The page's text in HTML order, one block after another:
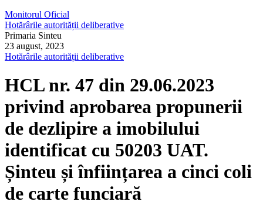
Monitorul Oficial
Hotărârile autorității deliberative
Primaria Sinteu
23 august, 2023
Hotărârile autorității deliberative
HCL nr. 47 din 29.06.2023
privind aprobarea propunerii
de dezlipire a imobilului
identificat cu 50203 UAT.
Șinteu și înființarea a cinci coli
de carte funciară